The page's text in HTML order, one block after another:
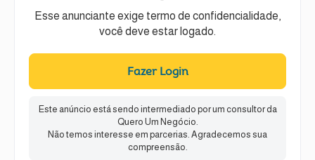
Esse anunciante exige termo de confidencialidade,
você deve estar logado.
Fazer Login
Este anúncio está sendo intermediado por um consultor da
Quero Um Negócio.
Não temos interesse em parcerias. Agradecemos sua
compreensão.